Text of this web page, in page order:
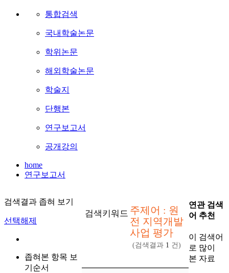
통합검색
국내학술논문
학위논문
해외학술논문
학술지
단행본
연구보고서
공개강의
home
연구보고서
검색결과 좁혀 보기
선택해제
좁혀본 항목 보
기순서
검색키워드 주제어 : 원
전 지역개발
사업 평가
(검색결과 1 건)
연관 검색
어 추천
이 검색어
로 많이
본 자료